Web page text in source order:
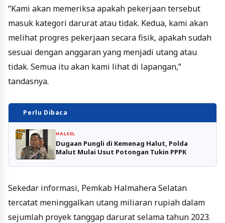
“Kami akan memeriksa apakah pekerjaan tersebut
masuk kategori darurat atau tidak. Kedua, kami akan
melihat progres pekerjaan secara fisik, apakah sudah
sesuai dengan anggaran yang menjadi utang atau
tidak. Semua itu akan kami lihat di lapangan,”
tandasnya.
Perlu Dibaca
HALSEL
Dugaan Pungli di Kemenag Halut, Polda
Malut Mulai Usut Potongan Tukin PPPK
Sekedar informasi, Pemkab Halmahera Selatan
tercatat meninggalkan utang miliaran rupiah dalam
sejumlah proyek tanggap darurat selama tahun 2023.